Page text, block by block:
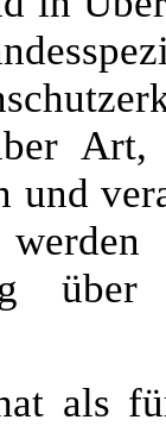
und
als